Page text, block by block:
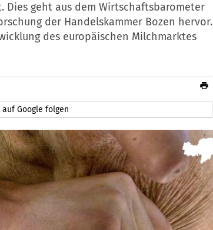
geht aus dem Wirtschaftsbarometer
der Handelskammer Bozen hervor.
des europäischen Milchmarktes
auf Google folgen